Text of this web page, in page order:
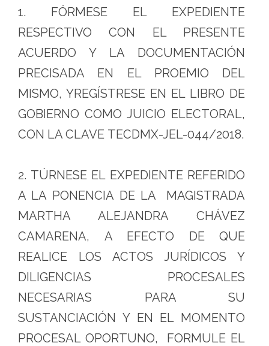
1. FÓRMESE EL EXPEDIENTE
RESPECTIVO CON EL PRESENTE
ACUERDO Y LA DOCUMENTACIÓN
PRECISADA EN EL PROEMIO DEL
MISMO, YREGÍSTRESE EN EL LIBRO DE
GOBIERNO COMO JUICIO ELECTORAL,
CON LA CLAVE TECDMX-JEL-044/2018.
2. TÚRNESE EL EXPEDIENTE REFERIDO
A LA PONENCIA DE LA MAGISTRADA
MARTHA ALEJANDRA CHÁVEZ
CAMARENA, A EFECTO DE QUE
REALICE LOS ACTOS JURÍDICOS Y
DILIGENCIAS PROCESALES
NECESARIAS PARA SU
SUSTANCIACIÓN Y EN EL MOMENTO
PROCESAL OPORTUNO, FORMULE EL